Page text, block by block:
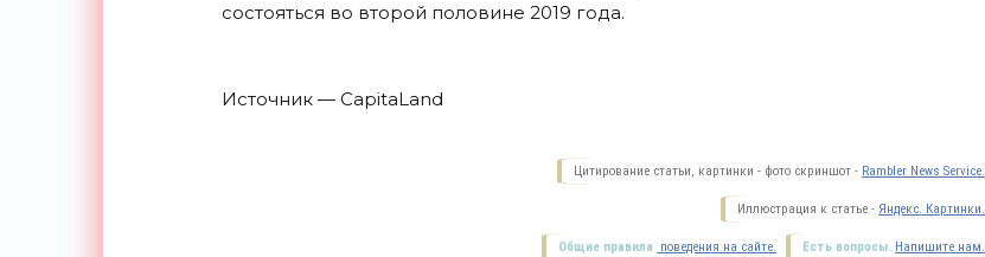
состояться во второй половине 2019 года.
Источник — CapitaLand
Цитирование статьи, картинки - фото скриншот - Rambler News Service.
Иллюстрация к статье - Яндекс. Картинки.
Есть вопросы. Напишите нам.
Общие правила поведения на сайте.